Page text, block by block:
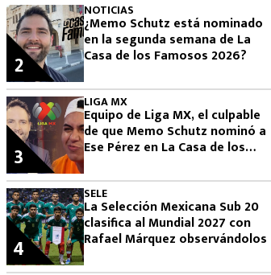
NOTICIAS
¿Memo Schutz está nominado
en la segunda semana de La
Casa de los Famosos 2026?
2
LIGA MX
Equipo de Liga MX, el culpable
de que Memo Schutz nominó a
Ese Pérez en La Casa de los
3
SELE
La Selección Mexicana Sub 20
clasifica al Mundial 2027 con
Rafael Márquez observándolos
4